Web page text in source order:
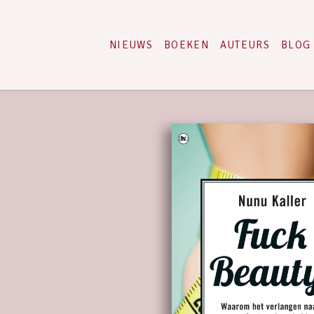
NIEUWS BOEKEN AUTEURS BLOG